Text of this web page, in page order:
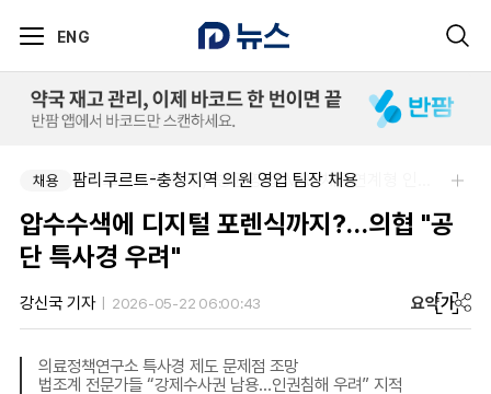
ENG
채용
채용 팜리쿠르트-충청지역 의원 영업 팀장 채용
압수수색에 디지털 포렌식까지?…의협 "공
단 특사경 우려"
강신국 기자 2026-05-22 06:00:43 요약가
의료정책연구소 특사경 제도 문제점 조망
법조계 전문가들 “강제수사권 남용...인권침해 우려” 지적